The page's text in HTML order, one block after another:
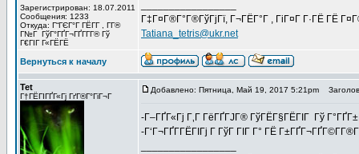
Зарегистрирован: 18.07.2011
Сообщения: 1233
Откуда: Г“ГЄГ°Г ГЁГ­Г , Г­Г®
Г№Г ГўГ°ГҐГ¬ГҐГ­Г­Г® Гў
Г€ГІГ Г«ГЁГЁ
Г‡Г¤Г®Г°Г®ГўГјГї, Г¬ГЁГ°Г , ГіГ¤Г Г·ГЁ ГЁ
Tatiana_tetris@ukr.net
Вернуться к началу
Tet
Г†ГЁГІГҐГ«Гј ГґГ®Г°ГіГ¬Г
Добавлено: Пятница, Май 19, 2017 5:21pm
-Г–ГҐГ«Гј Г‚Г ГёГҐГЈГ® ГўГЁГ§ГЁГІГ Гў
-Г‘Г¬ГҐГ­ГЁГІГј Г ГўГ ГІГ Г° ГЁ